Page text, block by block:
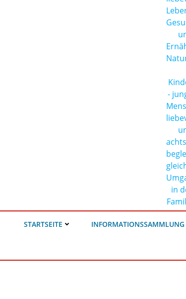
STARTSEITE INFORMATIONSSAMMLUNG